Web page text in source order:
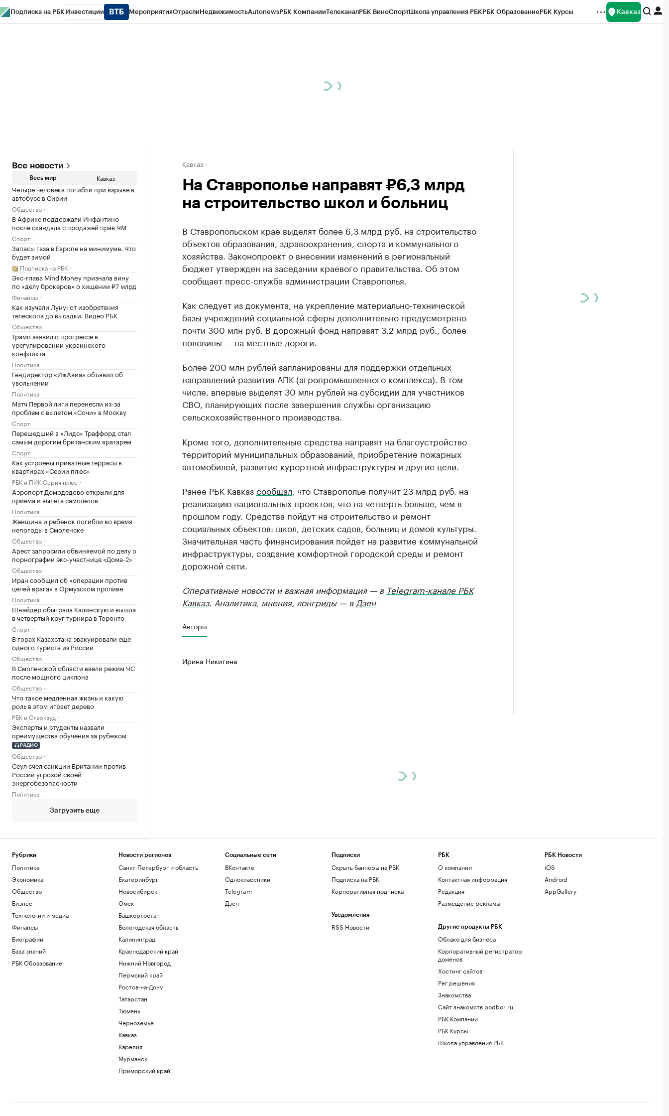
Подписка на РБК Инвестиции МероприятияОтраслиНедвижимостьAutonewsРБК КомпанииТелеканалРБК ВиноСпортШкола управления РБКРБК ОбразованиеРБК Курсы Кавказ
Все новости
Весь мир Кавказ
Четыре человека погибли при взрыве в
автобусе в Сирии
Общество
В Африке поддержали Инфантино
после скандала с продажей прав ЧМ
Спорт
Запасы газа в Европе на минимуме. Что
будет зимой
Подписка на РБК
Экс-глава Mind Money признала вину
по «делу брокеров» о хищении ₽7 млрд
Финансы
Как изучали Луну: от изобретения
телескопа до высадки. Видео РБК
Общество
Трамп заявил о прогрессе в
урегулировании украинского
конфликта
Политика
Гендиректор «ИжАвиа» объявил об
увольнении
Политика
Матч Первой лиги перенесли из-за
проблем с вылетом «Сочи» в Москву
Спорт
Перешедший в «Лидс» Траффорд стал
самым дорогим британским вратарем
Спорт
Как устроены приватные террасы в
квартирах «Серии плюс»
РБК и ПИК Серия плюс
Аэропорт Домодедово открыли для
приема и вылета самолетов
Политика
Женщина и ребенок погибли во время
непогоды в Смоленске
Общество
Арест запросили обвиняемой по делу о
порнографии экс-участнице «Дома-2»
Общество
Иран сообщил об «операции против
целей врага» в Ормузском проливе
Политика
Шнайдер обыграла Калинскую и вышла
в четвертый круг турнира в Торонто
Спорт
В горах Казахстана эвакуировали еще
одного туриста из России
Общество
В Смоленской области ввели режим ЧС
после мощного циклона
Общество
Что такое медленная жизнь и какую
роль в этом играет дерево
РБК и Старквуд
Эксперты и студенты назвали
преимущества обучения за рубежом
РАДИО
Общество
Сеул счел санкции Британии против
России угрозой своей
энергобезопасности
Политика
Загрузить еще
Кавказ
На Ставрополье направят ₽6,3 млрд
на строительство школ и больниц
В Ставропольском крае выделят более 6,3 млрд руб. на строительство
объектов образования, здравоохранения, спорта и коммунального
хозяйства. Законопроект о внесении изменений в региональный
бюджет утвержден на заседании краевого правительства. Об этом
сообщает пресс-служба администрации Ставрополья.
Как следует из документа, на укрепление материально-технической
базы учреждений социальной сферы дополнительно предусмотрено
почти 300 млн руб. В дорожный фонд направят 3,2 млрд руб., более
половины — на местные дороги.
Более 200 млн рублей запланированы для поддержки отдельных
направлений развития АПК (агропромышленного комплекса). В том
числе, впервые выделят 30 млн рублей на субсидии для участников
СВО, планирующих после завершения службы организацию
сельскохозяйственного производства.
Кроме того, дополнительные средства направят на благоустройство
территорий муниципальных образований, приобретение пожарных
автомобилей, развитие курортной инфраструктуры и другие цели.
Ранее РБК Кавказсообщал , что Ставрополье получит 23 млрд руб. на
реализацию национальных проектов, что на четверть больше, чем в
прошлом году. Средства пойдут на строительство и ремонт
социальных объектов: школ, детских садов, больниц и домов культуры.
Значительная часть финансирования пойдет на развитие коммунальной
инфраструктуры, создание комфортной городской среды и ремонт
дорожной сети.
Оперативные новости и важная информация — в Telegram-канале РБК
Кавказ. Аналитика, мнения, лонгриды — в Дзен
Авторы
Ирина Никитина
Рубрики
Политика
Экономика
Общество
Бизнес
Технологии и медиа
Финансы
Биографии
База знаний
РБК Образование
Новости регионов
Санкт-Петербург и область
Екатеринбург
Новосибирск
Омск
Башкортостан
Вологодская область
Калининград
Краснодарский край
Нижний Новгород
Пермский край
Ростов-на-Дону
Татарстан
Тюмень
Черноземье
Кавказ
Карелия
Мурманск
Приморский край
Социальные сети
ВКонтакте
Одноклассники
Telegram
Дзен
Подписки
Скрыть баннеры на РБК
Подписка на РБК
Корпоративная подписка
Уведомления
RSS Новости
РБК
О компании
Контактная информация
Редакция
Размещение рекламы
Другие продукты РБК
Облако для бизнеса
Корпоративный регистратор
доменов
Хостинг сайтов
Рег.решения
Знакомства
Сайт знакомств podbor.ru
РБК Компании
РБК Курсы
Школа управления РБК
РБК Новости
iOS
Android
AppGallery